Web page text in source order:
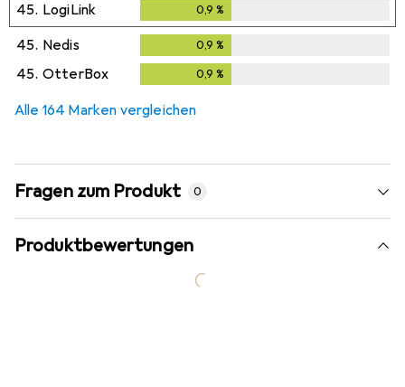
45. LogiLink 0,9 %
45. Nedis 0,9 %
45. OtterBox 0,9 %
Alle 164 Marken vergleichen
Fragen zum Produkt 0
Produktbewertungen